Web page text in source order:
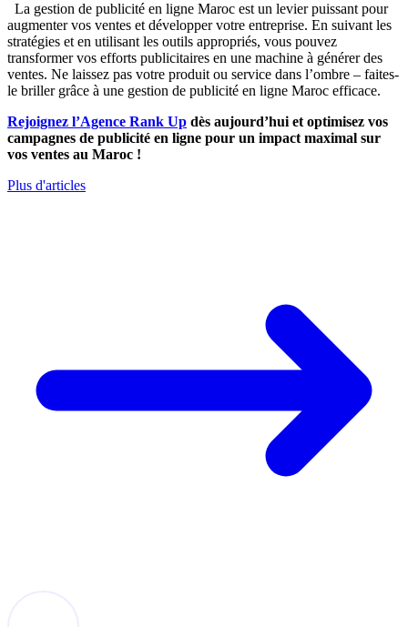
La gestion de publicité en ligne Maroc est un levier puissant pour
augmenter vos ventes et développer votre entreprise. En suivant les
stratégies et en utilisant les outils appropriés, vous pouvez
transformer vos efforts publicitaires en une machine à générer des
ventes. Ne laissez pas votre produit ou service dans l’ombre – faites-
le briller grâce à une gestion de publicité en ligne Maroc efficace.
Rejoignez l’Agence Rank Up dès aujourd’hui et optimisez vos
campagnes de publicité en ligne pour un impact maximal sur
vos ventes au Maroc !
Plus d'articles